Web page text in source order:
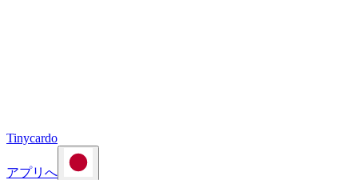
Tinycardo
アプリへ